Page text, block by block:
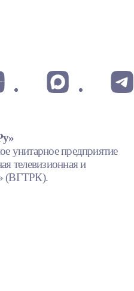
унитарное предприятие
телевизионная и
(ВГТРК).